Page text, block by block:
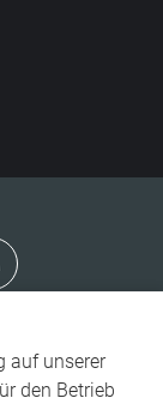
unterliegt dem
auf unserer
den Betrieb